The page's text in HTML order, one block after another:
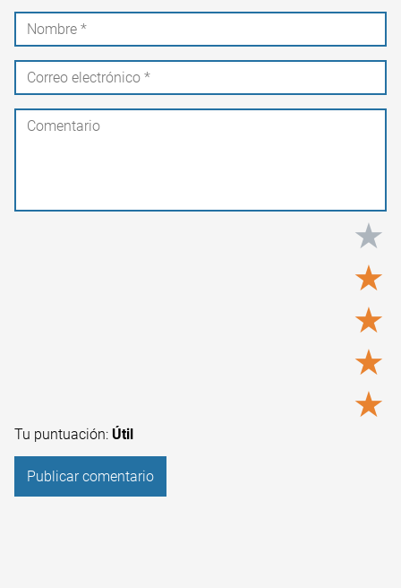
★
★
★
★
★
Tu puntuación: Útil